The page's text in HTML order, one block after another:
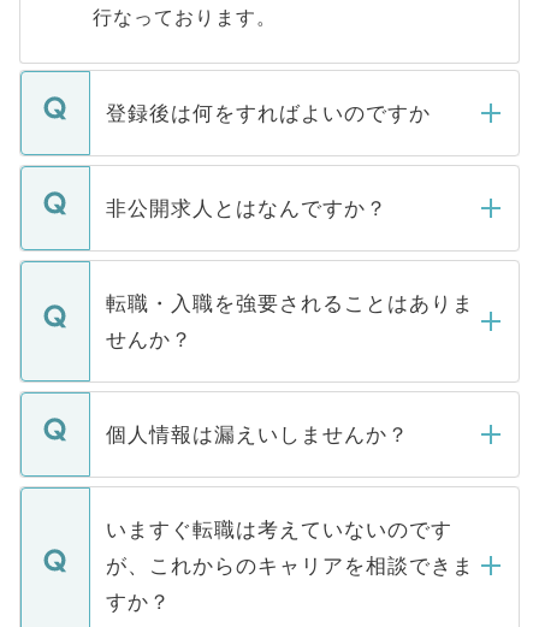
行なっております。
登録後は何をすればよいのですか
ご登録いただきましたら、弊社担当者がご
登録内容を確認し、その後メールもしくは
ます。通常、5営業日以内にはご連絡をせて
いただきますので、しばらくお待ちくださ
い。
非公開求人とはなんですか？
マイナビDOCTORで取り扱っている求人の
うち約3割は、Webサイトからご覧いただ
けない「非公開求人」です。非公開求人は
下記の理由によって、一般には公開してい
ません。
■応募殺到を避けるため 人気のある医療機
関を公にしてしまうと、応募が殺到する場
に、医療機関が求める条件に合った人材の
みを人材紹介会社に依頼するケースが増え
ています。
転職・入職を強要されることはありま
せんか？
転職・入職を強要することは一切ありませ
ん。また、仮に応募先から内定をいただい
定を承諾する必要はありません。内定先へ
の辞退の連絡はキャリアパートナーが行い
ますので、ご安心ください。
個人情報は漏えいしませんか？
個人情報が漏えいすることはありませんの
で、ご安心ください。当サイトからの登録
などで収集したご登録者様の個人情報は、
ご本人のキャリアアップおよび転職活動の
支援を目的に使用いたします。お預かりし
いますぐ転職は考えていないのです
が、これからのキャリアを相談できま
すか？